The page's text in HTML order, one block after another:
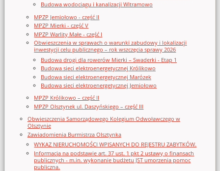
Budowa wodociągu i kanalizacji Witramowo
MPZP Jemiołowo - część II
MPZP Mierki - część V
MPZP Warlity Małe - część I
Obwieszczenia w sprawach o warunki zabudowy i lokalizacji
inwestycji celu publicznego – rok wszczęcia sprawy 2026
Budowa drogi dla rowerów Mierki – Swaderki - Etap 1
Budowa sieci elektroenergetycznej Królikowo
Budowa sieci elektroenergetycznej Marózek
Budowa sieci elektroenergetycznej Jemiołowo
MPZP Królikowo – część II
MPZP Olsztynek ul. Daszyńskiego – część III
Obwieszczenia Samorządowego Kolegium Odwoławczego w
Olsztynie
Zawiadomienia Burmistrza Olsztynka
WYKAZ NIERUCHOMOŚCI WPISANYCH DO REJESTRU ZABYTKÓW.
Informacja na podstawie art. 37 ust. 1 pkt 2 ustawy o finansach
publicznych - m.in. wykonanie budżetu JST umorzenia pomoc
publiczna.